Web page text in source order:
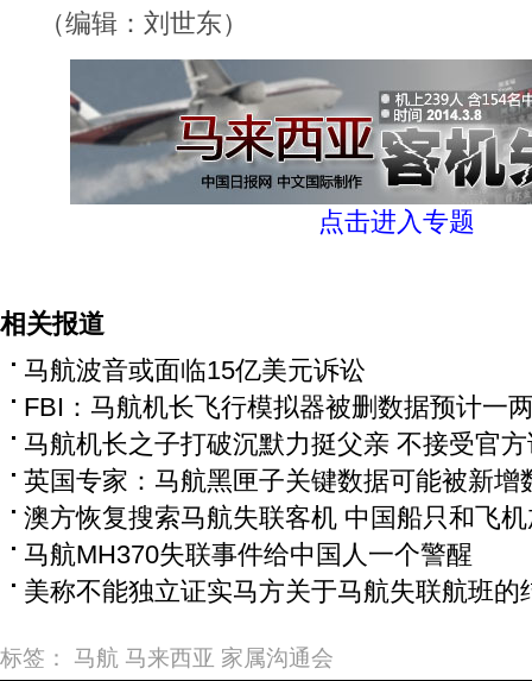
（编辑：刘世东）
点击进入专题
相关报道
马航波音或面临15亿美元诉讼
FBI：马航机长飞行模拟器被删数据预计一
马航机长之子打破沉默力挺父亲 不接受官
英国专家：马航黑匣子关键数据可能被新增
澳方恢复搜索马航失联客机 中国船只和飞
马航MH370失联事件给中国人一个警醒
美称不能独立证实马方关于马航失联航班的
标签： 马航 马来西亚 家属沟通会